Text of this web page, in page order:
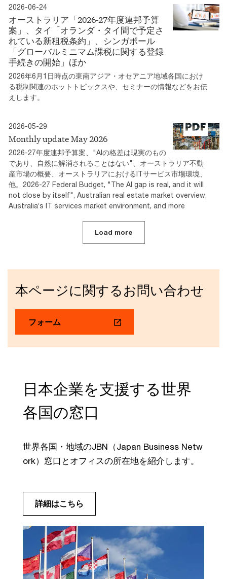
2026-06-24
オーストラリア「2026-27年度連邦予算
案」、タイ「オランダ・タイ間で予定さ
れている新租税条約」、シンガポール
「グローバルミニマム課税に関する登録
手続きの開始」ほか
2026年6月1日時点の東南アジア・オセアニア地域各国におけ
る税制関連のホットトピックスや、セミナーの情報などをお伝
えします。
2026-05-29
Monthly update May 2026
2026-27年度連邦予算案、"AIの格差は現実のもの
であり、自然に解消されることはない"、オーストラリア不動
産市場の概要、オーストラリアにおけるITサービス市場環境、
他。2026-27 Federal Budget, "The AI gap is real, and it will
not close by itself", Australian real estate market overview,
Australia’s IT services market environment, and more
Load more
本ページに関するお問い合わせ
フォーム
日本企業を支援する世界
各国の窓口
世界各国・地域のJBN（Japan Business Netw
ork）窓口とオフィスの所在地を紹介します。
詳細はこちら